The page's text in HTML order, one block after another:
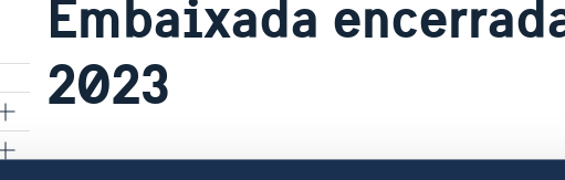
Embaixada
2023